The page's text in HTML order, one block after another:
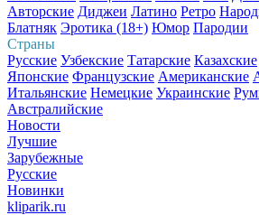
Авторские Диджеи Латино Ретро
Блатняк Эротика (18+) Юмор Пародии
Страны
Русские Узбекские Татарские Казахские
Японские Французские Американские
Итальянские Немецкие Украинские
Австралийские
Новости
Лучшие
Зарубежные
Русские
Новинки
kliparik.ru